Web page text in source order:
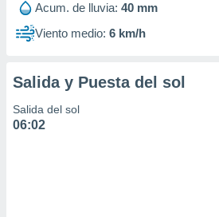
Acum. de lluvia: 40 mm
Viento medio: 6 km/h
Salida y Puesta del sol
Salida del sol
06:02